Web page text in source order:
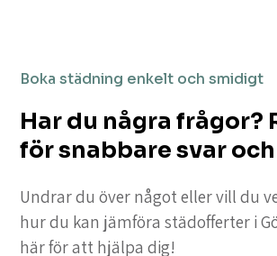
Boka städning enkelt och smidigt
Har du några frågor?
för snabbare svar
Undrar du över något eller vill du
hur du kan jämföra städofferter i
här för att hjälpa dig!